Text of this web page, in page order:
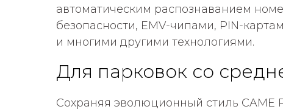
автоматическим распознаванием
безопасности, EMV-чипами, PIN-
и многими другими технологиями.
Для парковок со
Сохраняя эволюционный стиль CAME